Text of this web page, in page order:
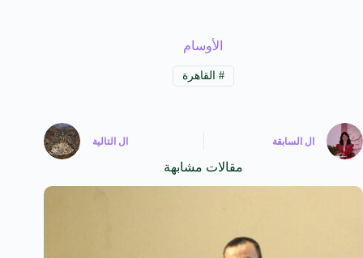
الأوسام
# القاهرة
ال السابقة ال التالية
مقالات مشابهة